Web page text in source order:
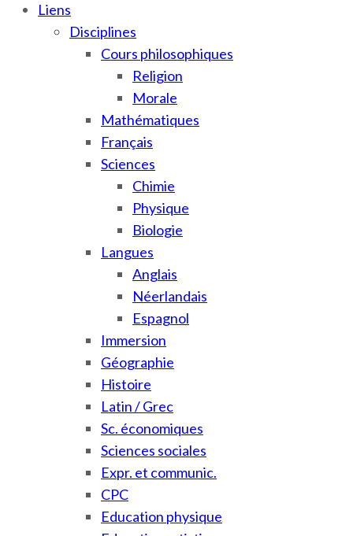
Liens
Disciplines
Cours philosophiques
Religion
Morale
Mathématiques
Français
Sciences
Chimie
Physique
Biologie
Langues
Anglais
Néerlandais
Espagnol
Immersion
Géographie
Histoire
Latin / Grec
Sc. économiques
Sciences sociales
Expr. et communic.
CPC
Education physique